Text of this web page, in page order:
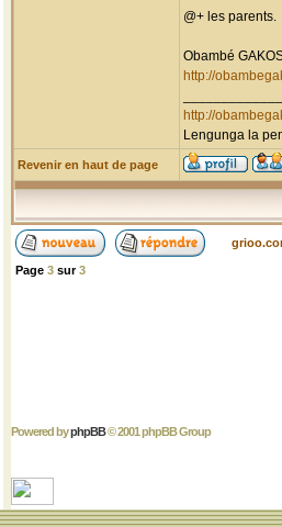
@+ les parents.
Obambé
http://
http://
Lengunga la
Revenir en haut de page
Page 3 sur3
Powered byphpBB© 2001 phpBB Group